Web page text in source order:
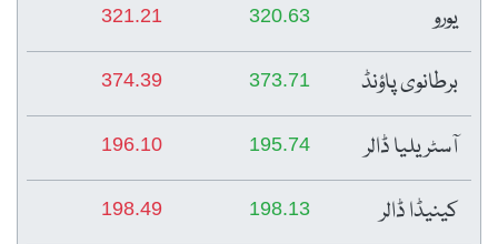
یورو 320.63
321.21
برطانوی پاؤنڈ 373.71
374.39
آسٹریلیا ڈالر 195.74
196.10
کینیڈا ڈالر 198.13
198.49